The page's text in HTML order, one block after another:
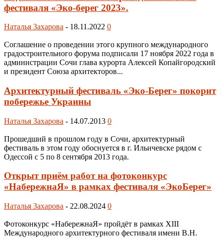
фестиваля «Эко-берег 2023».
Наталья Захарова - 18.11.2022 0
Соглашение о проведении этого крупного международного
градостроительного форума подписали 17 ноября 2022 года в
администрации Сочи глава курорта Алексей Копайгородский
и президент Союза архитекторов...
Архитектурный фестиваль «Эко-Берег» покорит
побережье Украины
Наталья Захарова - 14.07.2013 0
Прошедший в прошлом году в Сочи, архитектурный
фестиваль в этом году обоснуется в г. Ильичевске рядом с
Одессой с 5 по 8 сентября 2013 года.
Открыт приём работ на фотоконкурс
«НабережнаЯ» в рамках фестиваля «ЭкоБерег»
Наталья Захарова - 22.08.2024 0
Фотоконкурс «НабережнаЯ» пройдёт в рамках XIII
Международного архитектурного фестиваля имени В.Н.